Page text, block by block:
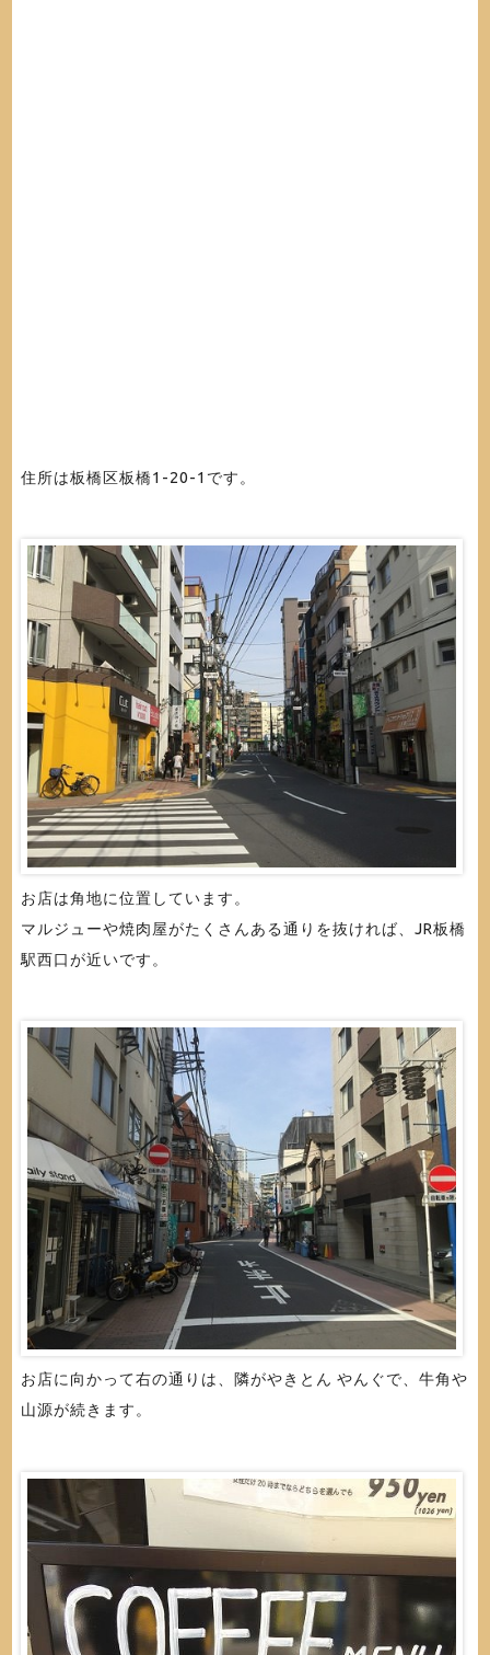
住所は板橋区板橋1-20-1です。
お店は角地に位置しています。
マルジューや焼肉屋がたくさんある通りを抜ければ、JR板橋
駅西口が近いです。
お店に向かって右の通りは、隣がやきとん やんぐで、牛角や
山源が続きます。